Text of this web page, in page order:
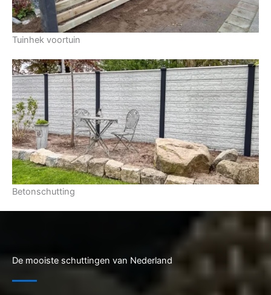
Tuinhek voortuin
Betonschutting
De mooiste schuttingen van Nederland